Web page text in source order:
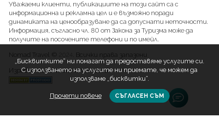
Уважаеми клиенти, публикациите на този сайт са с
информационна и рекламна цел и е възможно поради
динамиката на ценообразуване да са допуснати неточности.
Информация, съгласно чл. 80 от Закона за Туризма може да
получите на посочените телефони и по имейл.
Nomad Travel © . Всички права запазени
Изработка на сайт от ProStudio
„Бисквитките“ ни помагат да предоставяме услугите си.
С използването на услугите ни приемате, че можем да
използваме „бисквитки“.
Прочети повече СЪГЛАСЕН СЪМ